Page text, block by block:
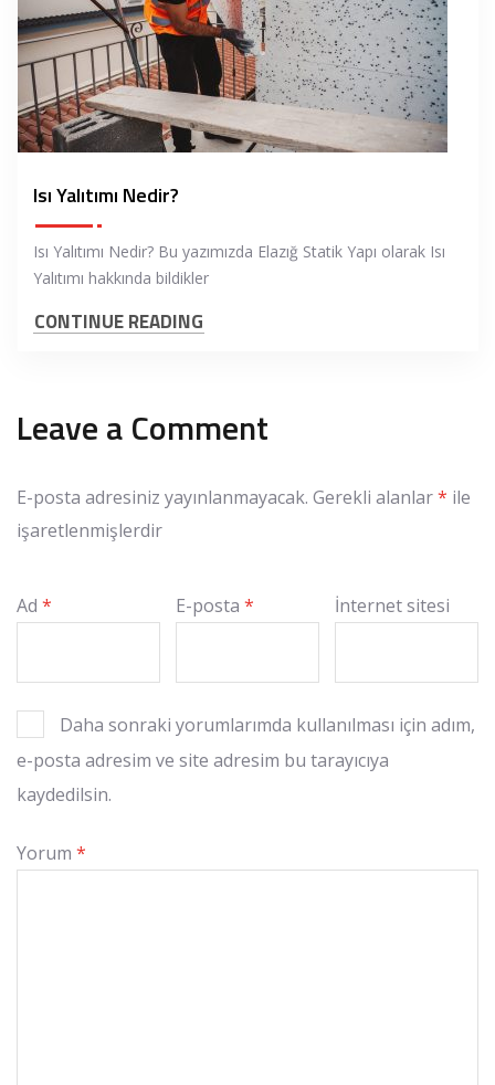
Isı Yalıtımı Nedir?
Isı Yalıtımı Nedir? Bu yazımızda Elazığ Statik Yapı olarak Isı
Yalıtımı hakkında bildikler
CONTINUE READING
Leave a Comment
E-posta adresiniz yayınlanmayacak. Gerekli alanlar* ile
işaretlenmişlerdir
Ad * E-posta* İnternet sitesi
Daha sonraki yorumlarımda kullanılması için adım,
e-posta adresim ve site adresim bu tarayıcıya
kaydedilsin.
Yorum *